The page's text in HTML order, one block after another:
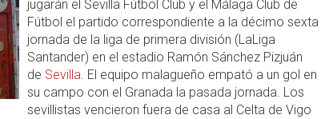
jugarán el Sevilla Fútbol Club y el Málaga Club de
Fútbol el partido correspondiente a la décimo sexta
jornada de la liga de primera división (LaLiga
Santander) en el estadio Ramón Sánchez Pizjuán
de Sevilla. El equipo malagueño empató a un gol en
su campo con el Granada la pasada jornada. Los
sevillistas vencieron fuera de casa al Celta de Vigo